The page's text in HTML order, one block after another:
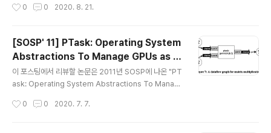
on tasks, but it is less scalable for training NLP
ow to Solve To optimize the amount of data tran
sfer with considering sparsity, Parallax adopts a
hybrid appr..
0 0 2020. 8. 21.
[SOSP' 11] PTask: Operating System
Abstractions To Manage GPUs as C
ompute Device
이 포스팅에서 리뷰할 논문은 2011년 SOSP에 나온 "PT
ask: Operating System Abstractions To Manage
문이지만 GPU 기반 이기종 시스템과 관련하여 중요하게
0 0 2020. 7. 7.